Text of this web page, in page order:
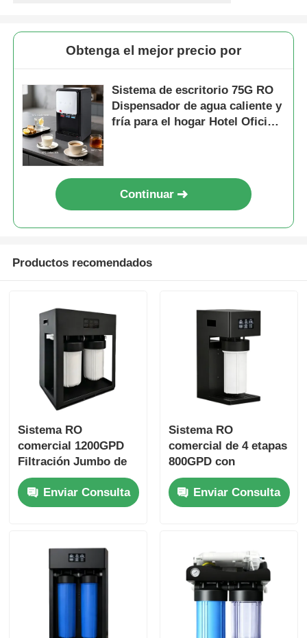
Obtenga el mejor precio por
Sistema de escritorio 75G RO
Dispensador de agua caliente y
fría para el hogar Hotel Oficina
Continuar
Productos recomendados
Sistema RO
comercial 1200GPD
Filtración Jumbo de
10" con recordatorio
de filtro para uso
comercial y
Enviar Consulta
Sistema RO
comercial de 4 etapas
800GPD con
recordatorio de filtro
para uso en el hogar
y la oficina
Enviar Consulta